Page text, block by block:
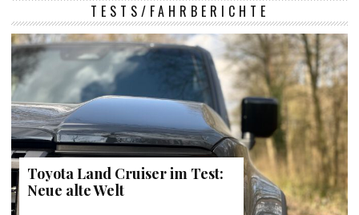
TESTS/FAHRBERICHTE
Toyota Land Cruiser im Test:
Neue alte Welt